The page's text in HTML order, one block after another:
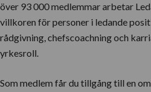
över 93 000 medlemmar arbetar
villkoren för personer i ledande
rådgivning, chefscoachning och
yrkesroll.
Som medlem får du tillgång till en